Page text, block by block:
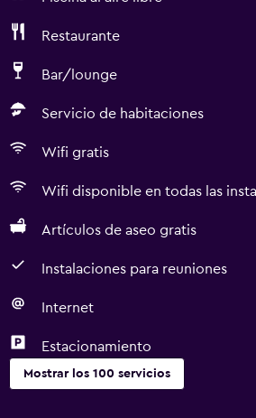
Restaurante
Bar/lounge
Servicio de habitaciones
Wifi gratis
Wifi disponible en todas las
Artículos de aseo gratis
Instalaciones para reuniones
Internet
Estacionamiento
Mostrar los 100 servicios